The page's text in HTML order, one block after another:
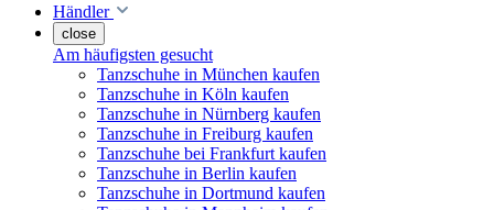
Händler
close
Am häufigsten gesucht
Tanzschuhe in München kaufen
Tanzschuhe in Köln kaufen
Tanzschuhe in Nürnberg kaufen
Tanzschuhe in Freiburg kaufen
Tanzschuhe bei Frankfurt kaufen
Tanzschuhe in Berlin kaufen
Tanzschuhe in Dortmund kaufen